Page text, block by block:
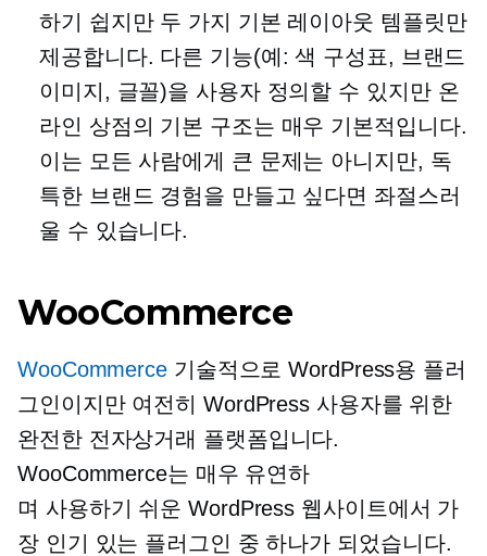
하기 쉽지만 두 가지 기본 레이아웃 템플릿만
제공합니다. 다른 기능(예: 색 구성표, 브랜드
이미지, 글꼴)을 사용자 정의할 수 있지만 온
라인 상점의 기본 구조는 매우 기본적입니다.
이는 모든 사람에게 큰 문제는 아니지만, 독
특한 브랜드 경험을 만들고 싶다면 좌절스러
울 수 있습니다.
WooCommerce
WooCommerce기술적으로 WordPress용 플러
그인이지만 여전히 WordPress 사용자를 위한
완전한 전자상거래 플랫폼입니다.
WooCommerce는 매우 유연하
며 사용하기 쉬운 WordPress 웹사이트에서 가
장 인기 있는 플러그인 중 하나가 되었습니다.